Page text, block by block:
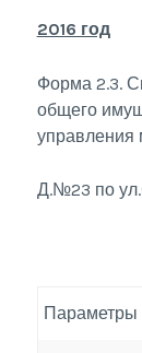
2016 год
Форма 2.3.
общего
управления
Д.№23 по